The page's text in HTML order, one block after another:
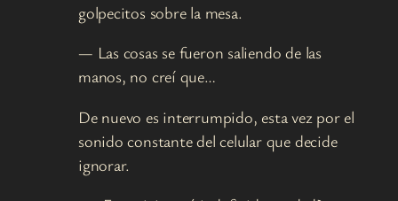
golpecitos sobre la mesa.
— Las cosas se fueron saliendo de las
manos, no creí que…
De nuevo es interrumpido, esta vez por el
sonido constante del celular que decide
ignorar.